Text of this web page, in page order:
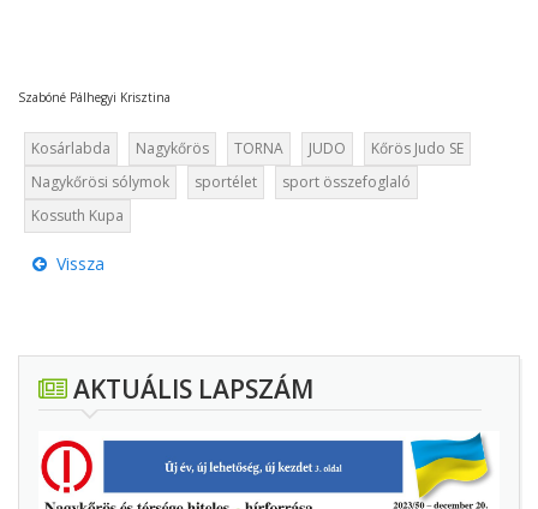
Szabóné Pálhegyi Krisztina
Kosárlabda Nagykőrös TORNA JUDO
Kőrös Judo SE
Nagykőrösi sólymok
sportélet
sport összefoglaló
Kossuth Kupa
Vissza
AKTUÁLIS LAPSZÁM